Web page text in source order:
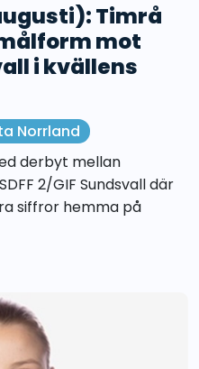
Timrå
mot
i kvällens
Norrland
derbyt mellan
2/GIF Sundsvall där
siffror hemma på